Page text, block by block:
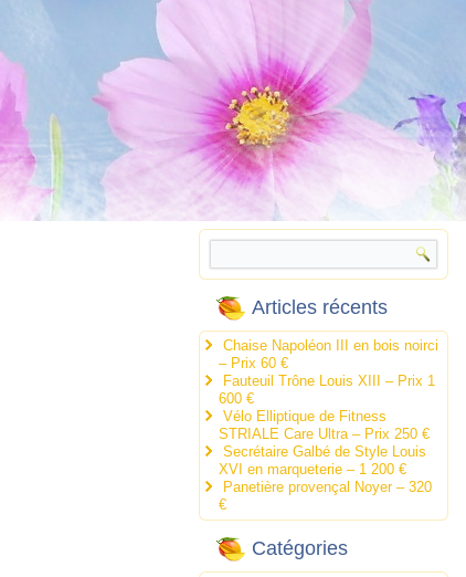
Articles récents
Chaise Napoléon III en bois noirci
– Prix 60 €
Fauteuil Trône Louis XIII – Prix 1
600 €
Vélo Elliptique de Fitness
STRIALE Care Ultra – Prix 250 €
Secrétaire Galbé de Style Louis
XVI en marqueterie – 1 200 €
Panetière provençal Noyer – 320
€
Catégories